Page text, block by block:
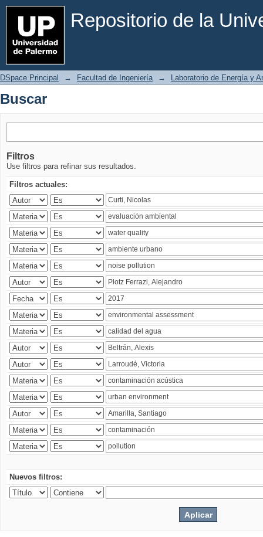
Repositorio de la
Buscar
DSpace Principal → Facultad de Ingeniería → Laboratorio de Energía y
Buscar
Filtros
Use filtros para refinar sus resultados.
Filtros actuales:
Nuevos filtros: